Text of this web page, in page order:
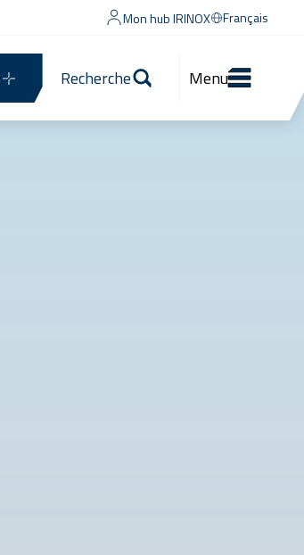
Mon hub IRINOX Français
Recherche Menu